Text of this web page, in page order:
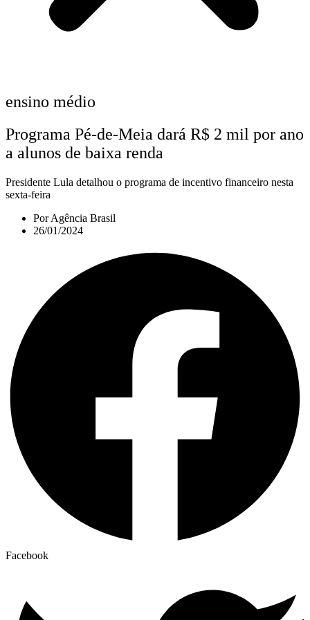
ensino médio
Programa Pé-de-Meia dará R$ 2 mil por ano
a alunos de baixa renda
Presidente Lula detalhou o programa de incentivo financeiro nesta
sexta-feira
PorAgência Brasil
26/01/2024
Facebook